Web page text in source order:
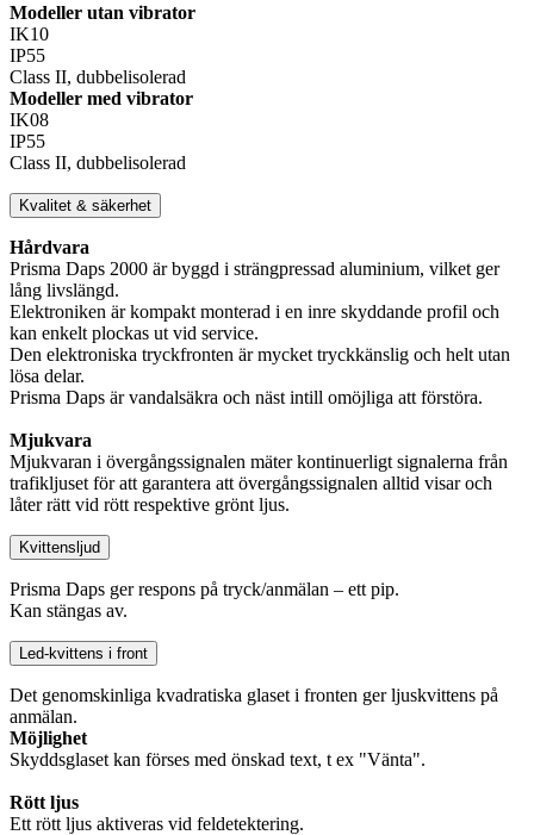
Modeller utan vibrator
IK10
IP55
Class II, dubbelisolerad
Modeller med vibrator
IK08
IP55
Class II, dubbelisolerad
Kvalitet & säkerhet
Hårdvara
Prisma Daps 2000 är byggd i strängpressad aluminium, vilket ger
lång livslängd.
Elektroniken är kompakt monterad i en inre skyddande profil och
kan enkelt plockas ut vid service.
Den elektroniska tryckfronten är mycket tryckkänslig och helt utan
lösa delar.
Prisma Daps är vandalsäkra och näst intill omöjliga att förstöra.
Mjukvara
Mjukvaran i övergångssignalen mäter kontinuerligt signalerna från
trafikljuset för att garantera att övergångssignalen alltid visar och
låter rätt vid rött respektive grönt ljus.
Kvittensljud
Prisma Daps ger respons på tryck/anmälan – ett pip.
Kan stängas av.
Led-kvittens i front
Det genomskinliga kvadratiska glaset i fronten ger ljuskvittens på
anmälan.
Möjlighet
Skyddsglaset kan förses med önskad text, t ex "Vänta".
Rött ljus
Ett rött ljus aktiveras vid feldetektering.